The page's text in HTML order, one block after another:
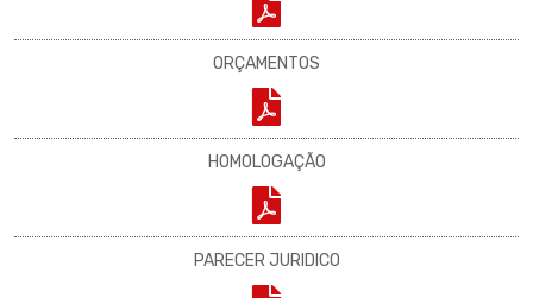
ORÇAMENTOS
HOMOLOGAÇÃO
PARECER JURIDICO